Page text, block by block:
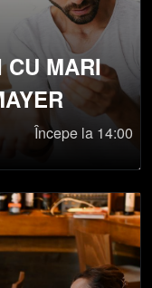
CU MARI
Începe la 14:00